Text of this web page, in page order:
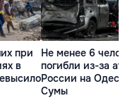
при
в
Не менее 6
погибли из-за
России на
Сумы